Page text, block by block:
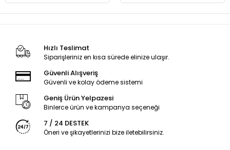
Hızlı Teslimat
Siparişleriniz en kısa sürede elinize ulaşır.
Güvenli Alışveriş
Güvenli ve kolay ödeme sistemi
Geniş Ürün Yelpazesi
Binlerce ürün ve kampanya seçeneği
7 / 24 DESTEK
Öneri ve şikayetlerinizi bize iletebilirsiniz.